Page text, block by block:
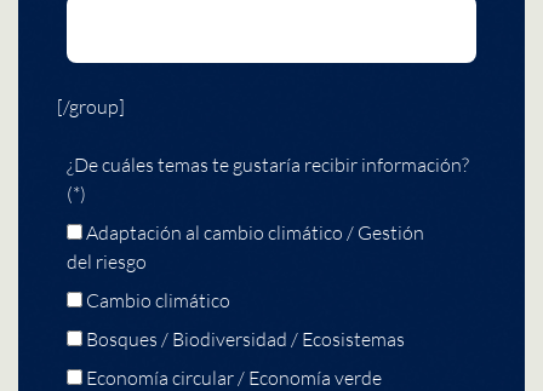
[/group]
¿De cuáles temas te gustaría recibir información?
(*)
Adaptación al cambio climático / Gestión
del riesgo
Cambio climático
Bosques / Biodiversidad / Ecosistemas
Economía circular / Economía verde